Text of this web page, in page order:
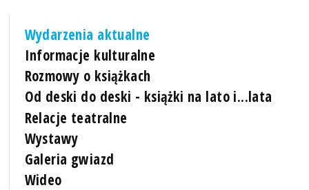
Wydarzenia aktualne
Informacje kulturalne
Rozmowy o książkach
Od deski do deski - książki na lato i...lata
Relacje teatralne
Wystawy
Galeria gwiazd
Wideo